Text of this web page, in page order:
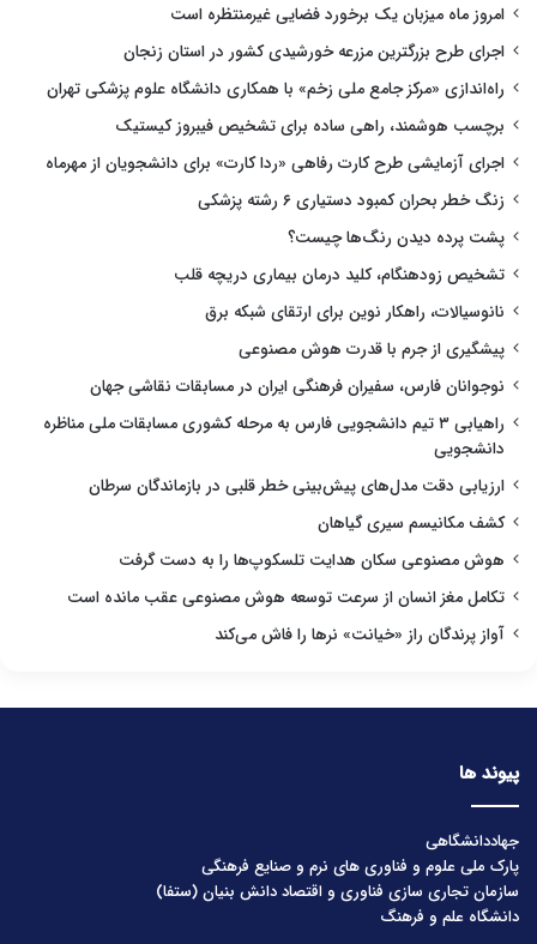
امروز ماه میزبان یک برخورد فضایی غیرمنتظره است
اجرای طرح بزرگترین مزرعه خورشیدی کشور در استان زنجان
راه‌اندازی «مرکز جامع ملی زخم» با همکاری دانشگاه علوم پزشکی تهران
برچسب هوشمند، راهی ساده برای تشخیص فیبروز کیستیک
اجرای آزمایشی طرح کارت رفاهی «ردا کارت» برای دانشجویان از مهرماه
زنگ خطر بحران کمبود دستیاری ۶ رشته پزشکی
پشت پرده دیدن رنگ‌ها چیست؟
تشخیص زودهنگام، کلید درمان بیماری دریچه قلب
نانوسیالات، راهکار نوین برای ارتقای شبکه برق
پیشگیری از جرم با قدرت هوش مصنوعی
نوجوانان فارس، سفیران فرهنگی ایران در مسابقات نقاشی جهان
راهیابی ۳ تیم دانشجویی فارس به مرحله کشوری مسابقات ملی مناظره
دانشجویی
ارزیابی دقت مدل‌های پیش‌بینی خطر قلبی در بازماندگان سرطان
کشف مکانیسم سیری گیاهان
هوش مصنوعی سکان هدایت تلسکوپ‌ها را به دست گرفت
تکامل مغز انسان از سرعت توسعه هوش مصنوعی عقب مانده است
آواز پرندگان راز «خیانت» نرها را فاش می‌کند
پیوند ها
جهاددانشگاهی
پارک ملی علوم و فناوری های نرم و صنایع فرهنگی
سازمان تجاری سازی فناوری و اقتصاد دانش بنیان (ستفا)
دانشگاه علم و فرهنگ